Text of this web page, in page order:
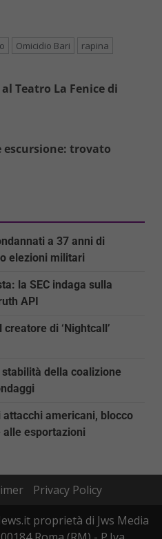
Omicidio Bari rapina
Teatro La Fenice di
escursione: trovato
a 37 anni di
elezioni militari
la SEC indaga sulla
API
di ‘Nightcall’
della coalizione
americani, blocco
alle esportazioni
Privacy Policy
proprietà di Jws Media